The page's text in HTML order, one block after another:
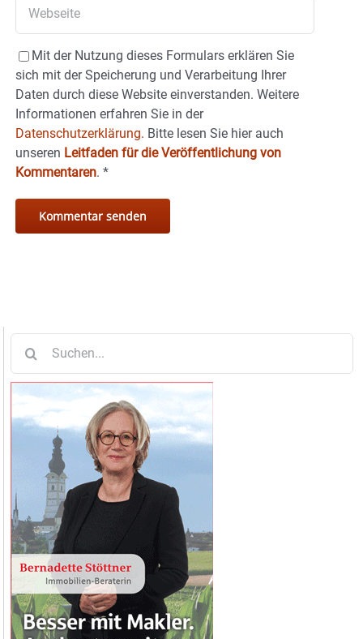
Mit der Nutzung dieses Formulars erklären Sie
sich mit der Speicherung und Verarbeitung Ihrer
Daten durch diese Website einverstanden. Weitere
Informationen erfahren Sie in der
Datenschutzerklärung. Bitte lesen Sie hier auch
unseren Leitfaden für die Veröffentlichung von
Kommentaren. *
nach: